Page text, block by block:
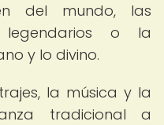
del mundo, las
o la
y lo divino.
la música y la
tradicional a